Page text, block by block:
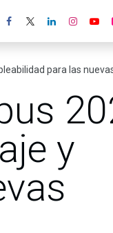
para las
y